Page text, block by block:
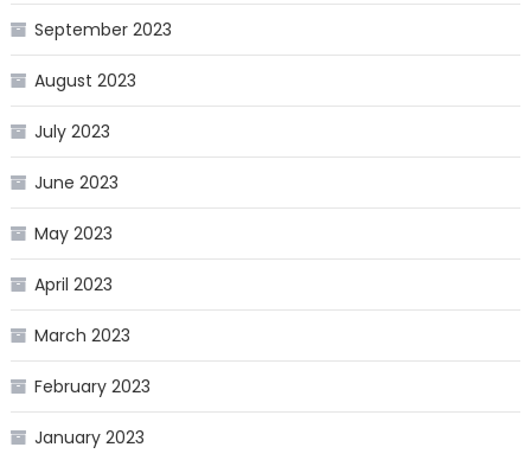
September 2023
August 2023
July 2023
June 2023
May 2023
April 2023
March 2023
February 2023
January 2023